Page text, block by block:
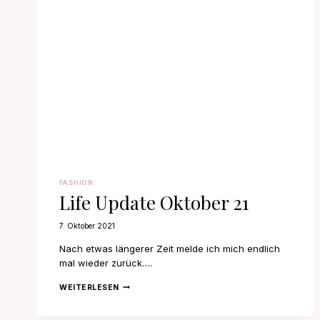
FASHION
Life Update Oktober 21
7. Oktober 2021
Nach etwas längerer Zeit melde ich mich endlich
mal wieder zurück….
WEITERLESENLIFE